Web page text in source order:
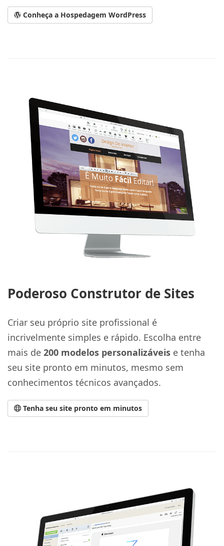
Conheça a Hospedagem WordPress
Poderoso Construtor de Sites
Criar seu próprio site profissional é
incrivelmente simples e rápido. Escolha entre
mais de 200 modelos personalizáveis e tenha
seu site pronto em minutos, mesmo sem
conhecimentos técnicos avançados.
Tenha seu site pronto em minutos